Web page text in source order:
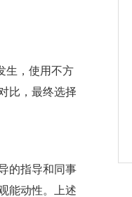
生，使用不方
比，最终选择
的指导和同事
能动性。上述